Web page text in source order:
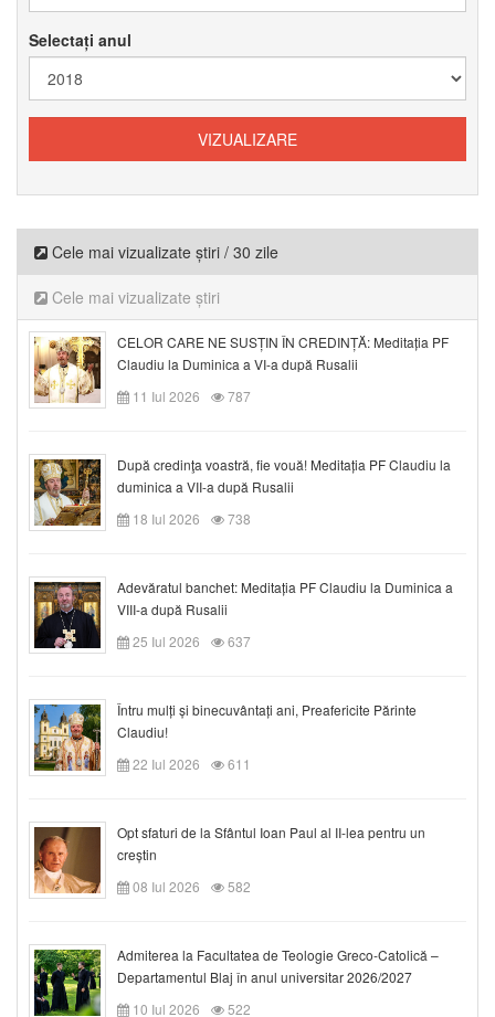
Selectați anul
Cele mai vizualizate știri / 30 zile
Cele mai vizualizate știri
CELOR CARE NE SUSȚIN ÎN CREDINȚĂ: Meditația PF
Claudiu la Duminica a VI-a după Rusalii
11 Iul 2026
787
După credinţa voastră, fie vouă! Meditația PF Claudiu la
duminica a VII-a după Rusalii
18 Iul 2026
738
Adevăratul banchet: Meditația PF Claudiu la Duminica a
VIII-a după Rusalii
25 Iul 2026
637
Întru mulți și binecuvântați ani, Preafericite Părinte
Claudiu!
22 Iul 2026
611
Opt sfaturi de la Sfântul Ioan Paul al II-lea pentru un
creștin
08 Iul 2026
582
Admiterea la Facultatea de Teologie Greco-Catolică –
Departamentul Blaj în anul universitar 2026/2027
10 Iul 2026
522